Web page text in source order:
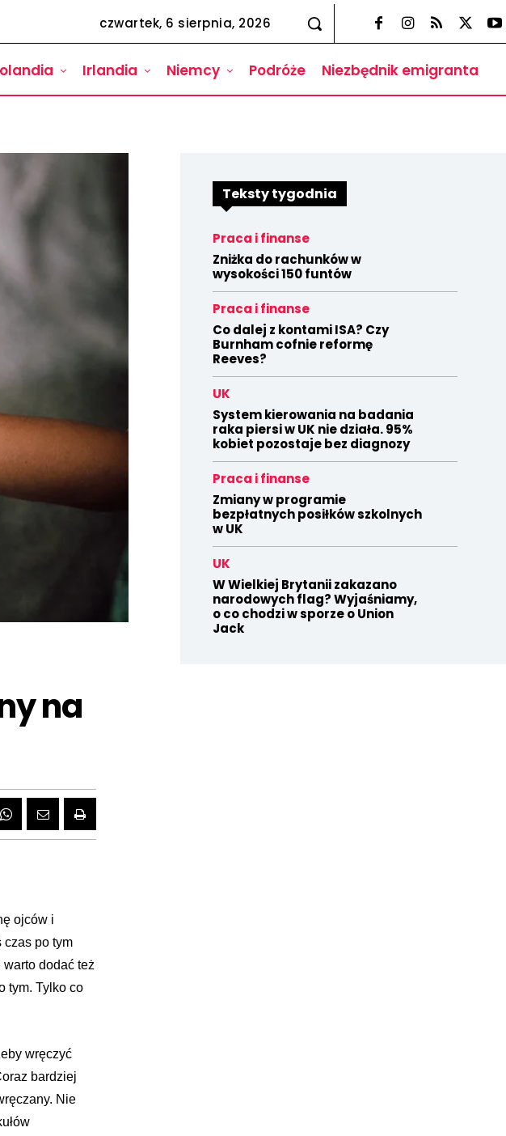
czwartek, 6 sierpnia, 2026
Irlandia Niemcy Podróże Niezbędnik emigranta
na
ojców i
czas po tym
dodać też
tym. Tylko co
wręczyć
bardziej
Nie
Teksty tygodnia
Praca i finanse
Zniżka do rachunków w
wysokości 150 funtów
Praca i finanse
Co dalej z kontami ISA? Czy
Burnham cofnie reformę
Reeves?
UK
System kierowania na badania
raka piersi w UK nie działa. 95%
kobiet pozostaje bez diagnozy
Praca i finanse
Zmiany w programie
bezpłatnych posiłków szkolnych
w UK
UK
W Wielkiej Brytanii zakazano
narodowych flag? Wyjaśniamy,
o co chodzi w sporze o Union
Jack